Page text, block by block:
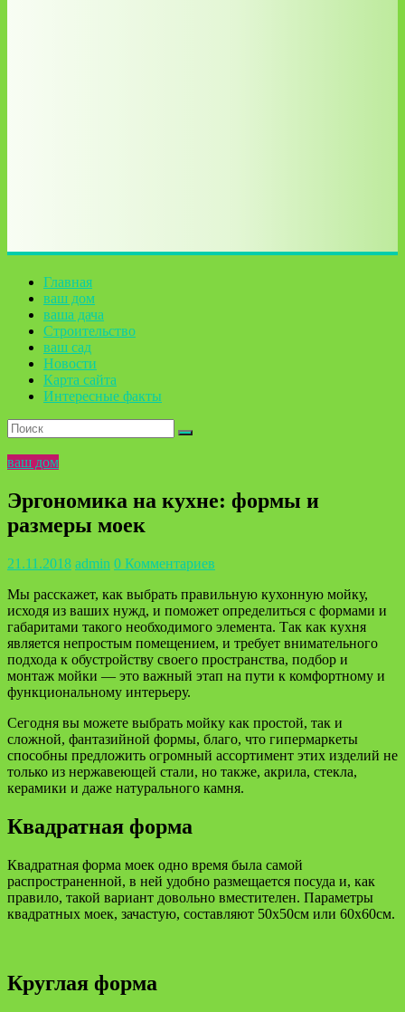
Главная
ваш дом
ваша дача
Строительство
ваш сад
Новости
Карта сайта
Интересные факты
ваш дом
Эргономика на кухне: формы и
размеры моек
21.11.2018 admin 0 Комментариев
Мы расскажет, как выбрать правильную кухонную мойку,
исходя из ваших нужд, и поможет определиться с формами и
габаритами такого необходимого элемента. Так как кухня
является непростым помещением, и требует внимательного
подхода к обустройству своего пространства, подбор и
монтаж мойки — это важный этап на пути к комфортному и
функциональному интерьеру.
Сегодня вы можете выбрать мойку как простой, так и
сложной, фантазийной формы, благо, что гипермаркеты
способны предложить огромный ассортимент этих изделий не
только из нержавеющей стали, но также, акрила, стекла,
керамики и даже натурального камня.
Квадратная форма
Квадратная форма моек одно время была самой
распространенной, в ней удобно размещается посуда и, как
правило, такой вариант довольно вместителен. Параметры
квадратных моек, зачастую, составляют 50х50см или 60х60см.
Круглая форма